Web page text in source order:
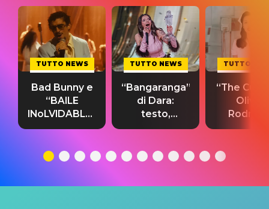
TUTTO NEWS
Bad Bunny e
“BAILE
INoLVIDABLE”:
testo,
significato
TUTTO NEWS
“Bangaranga”
di Dara:
testo,
traduzione e
del singolo
TUTTO
“The
Olivia
testo,